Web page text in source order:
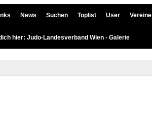
News Suchen Toplist User Vereine
hier: Judo-Landesverband Wien - Galerie